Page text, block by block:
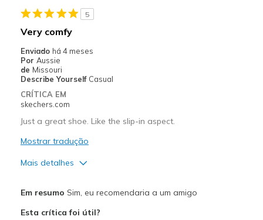
Going Out
Travel
Sizing
Feels true to size
View On Shoes
5
Very comfy
Enviado há 4 meses
Por Aussie
de Missouri
Describe Yourself Casual
CRÍTICA EM
skechers.com
Just a great shoe. Like the slip-in aspect.
Mostrar tradução
Mais detalhes
Em resumo Sim, eu recomendaria a um amigo
Esta crítica foi útil?